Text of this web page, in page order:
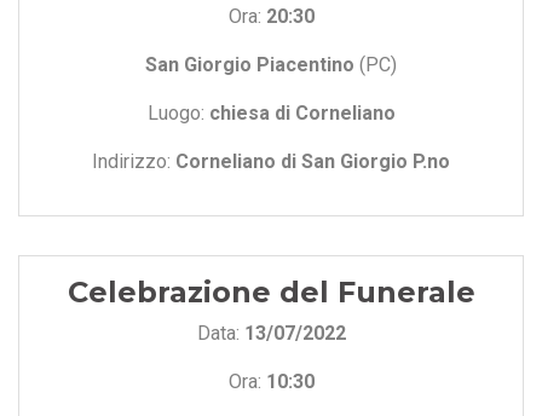
Ora: 20:30
San Giorgio Piacentino (PC)
Luogo: chiesa di Corneliano
Indirizzo: Corneliano di San Giorgio P.no
Celebrazione del Funerale
Data: 13/07/2022
Ora: 10:30